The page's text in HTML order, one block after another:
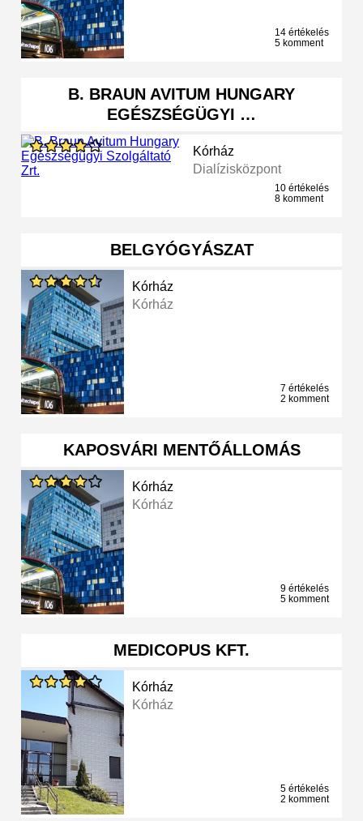
14 értékelés
5 komment
B. BRAUN AVITUM HUNGARY
EGÉSZSÉGÜGYI …
Kórház
Dialízisközpont
10 értékelés
8 komment
BELGYÓGYÁSZAT
Kórház
Kórház
7 értékelés
2 komment
KAPOSVÁRI MENTŐÁLLOMÁS
Kórház
Kórház
9 értékelés
5 komment
MEDICOPUS KFT.
Kórház
Kórház
5 értékelés
2 komment